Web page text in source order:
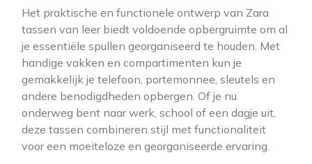
Het praktische en functionele ontwerp van Zara
tassen van leer biedt voldoende opbergruimte om al
je essentiële spullen georganiseerd te houden. Met
handige vakken en compartimenten kun je
gemakkelijk je telefoon, portemonnee, sleutels en
andere benodigdheden opbergen. Of je nu
onderweg bent naar werk, school of een dagje uit,
deze tassen combineren stijl met functionaliteit
voor een moeiteloze en georganiseerde ervaring.